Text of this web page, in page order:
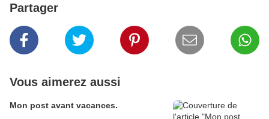
Partager
Vous aimerez aussi
Mon post avant vacances.